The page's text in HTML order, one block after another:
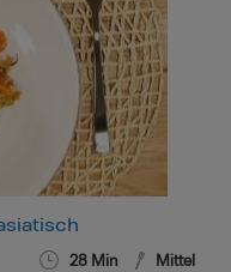
28 Min Mittel